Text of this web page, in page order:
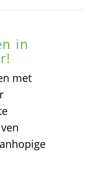
in
met